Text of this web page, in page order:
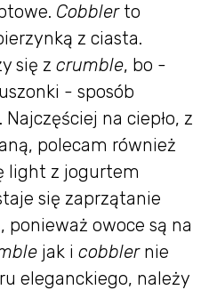
Cobblerto
z ciasta.
się z crumble, bo -
- sposób
na ciepło, z
polecam również
light z jogurtem
się zaprzątanie
ponieważ owoce są na
jak i cobblernie
eleganckiego, należy